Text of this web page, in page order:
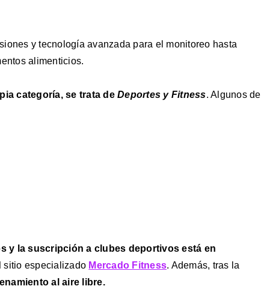
y tecnología avanzada para el monitoreo hasta
alimenticios.
categoría, se trata de Deportes y Fitness. Algunos de
y la suscripción a clubes deportivos está en
sitio especializado Mercado Fitness. Además, tras la
al aire libre.